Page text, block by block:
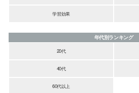
学習効果
年代別ランキング
20代
40代
60代以上